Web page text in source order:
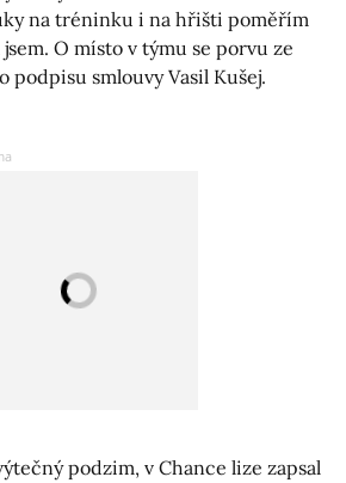
na tréninku i na hřišti poměřím
O místo v týmu se porvu ze
podpisu smlouvy Vasil Kušej.
podzim, v Chance lize zapsal